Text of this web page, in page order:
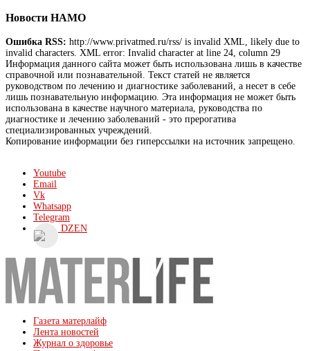
Новости НАМО
Ошибка RSS: http://www.privatmed.ru/rss/ is invalid XML, likely due to
invalid characters. XML error: Invalid character at line 24, column 29
Информация данного сайта может быть использована лишь в качестве
справочной или познавательной. Текст статей не является
руководством по лечению и диагностике заболеваний, а несет в себе
лишь познавательную информацию. Эта информация не может быть
использована в качестве научного материала, руководства по
диагностике и лечению заболеваний - это прерогатива
специализированных учреждений.
Копирование информации без гиперссылки на источник запрещено.
Youtube
Email
Vk
Whatsapp
Telegram
DZEN
Газета матерлайф
Лента новостей
Журнал о здоровье